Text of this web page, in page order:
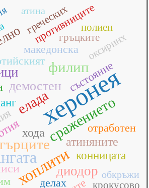
херонея
хоплити
гърцитесражението
филип
елада
диодор
демостен
атиняните
хода
конницата
делах
македонска
отработен
противниците
състояние
греческих
гръцките
крокусово
оксиринх
полиен
атина
обкръжи